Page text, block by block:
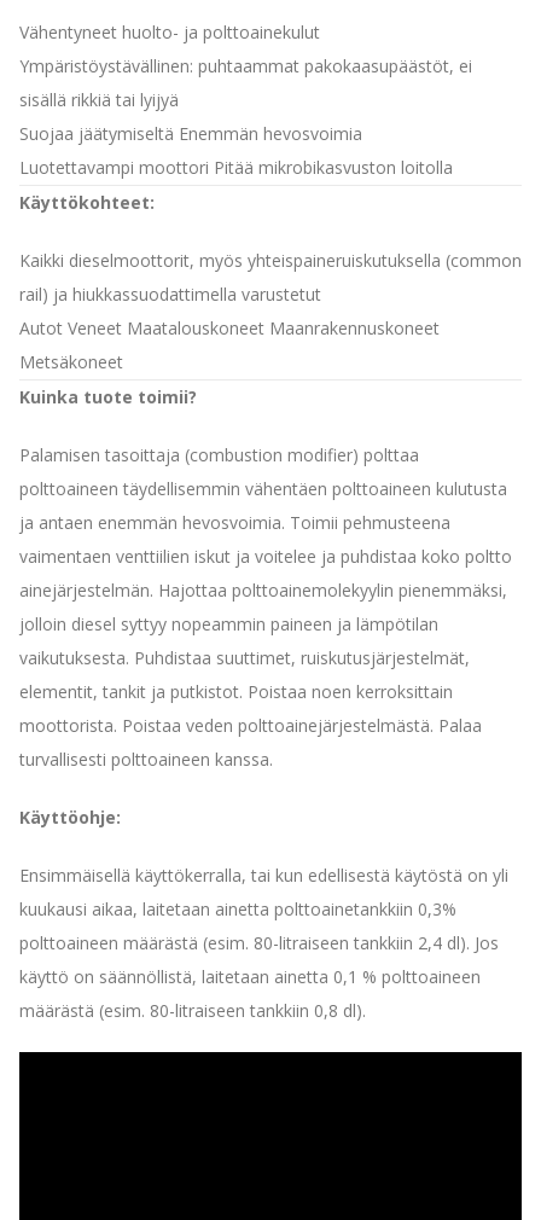
Vähentyneet huolto- ja polttoainekulut
Ympäristöystävällinen: puhtaammat pakokaasupäästöt, ei
sisällä rikkiä tai lyijyä
Suojaa jäätymiseltä Enemmän hevosvoimia
Luotettavampi moottori Pitää mikrobikasvuston loitolla
Käyttökohteet:
Kaikki dieselmoottorit, myös yhteispaineruiskutuksella (common
rail) ja hiukkassuodattimella varustetut
Autot Veneet Maatalouskoneet Maanrakennuskoneet
Metsäkoneet
Kuinka tuote toimii?
Palamisen tasoittaja (combustion modifier) polttaa
polttoaineen täydellisemmin vähentäen polttoaineen kulutusta
ja antaen enemmän hevosvoimia. Toimii pehmusteena
vaimentaen venttiilien iskut ja voitelee ja puhdistaa koko poltto
ainejärjestelmän. Hajottaa polttoainemolekyylin pienemmäksi,
jolloin diesel syttyy nopeammin paineen ja lämpötilan
vaikutuksesta. Puhdistaa suuttimet, ruiskutusjärjestelmät,
elementit, tankit ja putkistot. Poistaa noen kerroksittain
moottorista. Poistaa veden polttoainejärjestelmästä. Palaa
turvallisesti polttoaineen kanssa.
Käyttöohje:
Ensimmäisellä käyttökerralla, tai kun edellisestä käytöstä on yli
kuukausi aikaa, laitetaan ainetta polttoainetankkiin 0,3%
polttoaineen määrästä (esim. 80-litraiseen tankkiin 2,4 dl). Jos
käyttö on säännöllistä, laitetaan ainetta 0,1 % polttoaineen
määrästä (esim. 80-litraiseen tankkiin 0,8 dl).